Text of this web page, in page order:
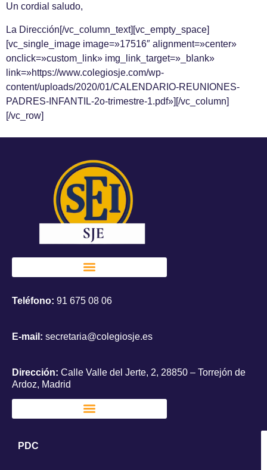
Un cordial saludo,
La Dirección[/vc_column_text][vc_empty_space]
[vc_single_image image=»17516″ alignment=»center»
onclick=»custom_link» img_link_target=»_blank»
link=»https://www.colegiosje.com/wp-
content/uploads/2020/01/CALENDARIO-REUNIONES-
PADRES-INFANTIL-2o-trimestre-1.pdf»][/vc_column]
[/vc_row]
Teléfono: 91 675 08 06
E-mail: secretaria@colegiosje.es
Dirección: Calle Valle del Jerte, 2, 28850 – Torrejón de
Ardoz, Madrid
PDC